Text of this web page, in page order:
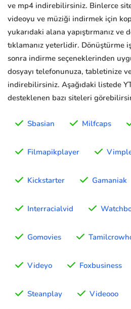
ve mp4 indirebilirsiniz. Binlerce
videoyu ve müziği indirmek için
yukarıdaki alana yapıştırmanız ve
tıklamanız yeterlidir. Dönüştürme
sonra indirme seçeneklerinden
dosyayı telefonunuza, tabletinize
indirebilirsiniz. Aşağıdaki listede
desteklenen bazı siteleri
Sbasian Milfcaps
Filmapikplayer
Kickstarter Gamaniak
Interracialvid
Gomovies
Videyo Foxbusiness
Steanplay Videooo